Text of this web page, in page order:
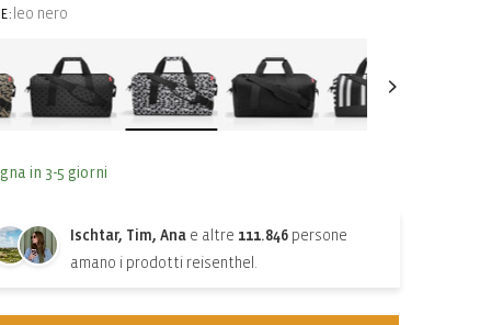
leo nero
in 3-5 giorni
Ischtar, Tim, Ana e altre 111.846 persone
amano i prodotti reisenthel.